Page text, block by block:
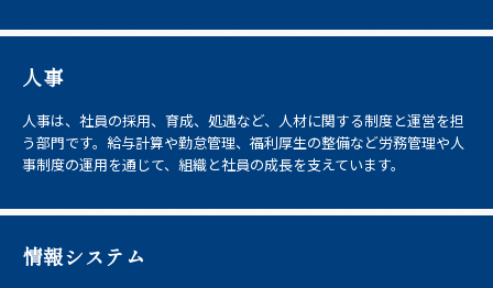
人事
人事は、社員の採用、育成、処遇など、人材に関する制度と運営を担
う部門です。給与計算や勤怠管理、福利厚生の整備など労務管理や人
事制度の運用を通じて、組織と社員の成長を支えています。
情報システム